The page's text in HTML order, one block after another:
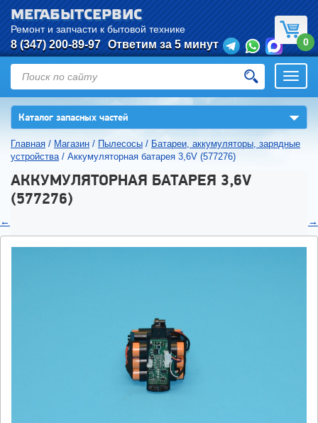
МЕГАБЫТСЕРВИС
Ремонт и запчасти к бытовой технике
8 (347) 200-89-97 Ответим за 5 минут 0
Каталог запасных частей ▼
Главная / Магазин / Пылесосы / Батареи, аккумуляторы, зарядные
устройства/ Аккумуляторная батарея 3,6V (577276)
АККУМУЛЯТОРНАЯ БАТАРЕЯ 3,6V
(577276)
← →